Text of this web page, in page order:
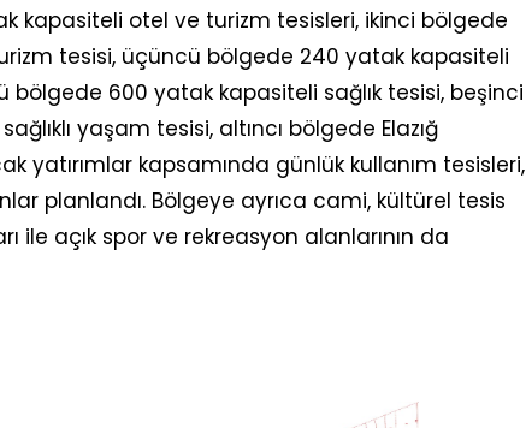
kapasiteli otel ve turizm tesisleri, ikinci bölgede
tesisi, üçüncü bölgede 240 yatak kapasiteli
600 yatak kapasiteli sağlık tesisi, beşinci
yaşam tesisi, altıncı bölgede Elazığ
yatırımlar kapsamında günlük kullanım tesisleri,
planlandı. Bölgeye ayrıca cami, kültürel tesis
ile açık spor ve rekreasyon alanlarının da